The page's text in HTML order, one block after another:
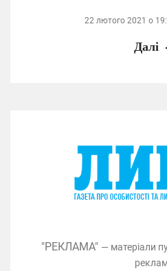
22 лютого 2021 о
Далі
"РЕКЛАМА" — матеріали